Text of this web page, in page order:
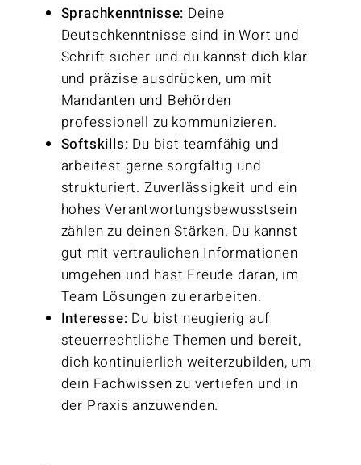
Sprachkenntnisse: Deine
Deutschkenntnisse sind in Wort und
Schrift sicher und du kannst dich klar
und präzise ausdrücken, um mit
Mandanten und Behörden
professionell zu kommunizieren.
Softskills: Du bist teamfähig und
arbeitest gerne sorgfältig und
strukturiert. Zuverlässigkeit und ein
hohes Verantwortungsbewusstsein
zählen zu deinen Stärken. Du kannst
gut mit vertraulichen Informationen
umgehen und hast Freude daran, im
Team Lösungen zu erarbeiten.
Interesse: Du bist neugierig auf
steuerrechtliche Themen und bereit,
dich kontinuierlich weiterzubilden, um
dein Fachwissen zu vertiefen und in
der Praxis anzuwenden.